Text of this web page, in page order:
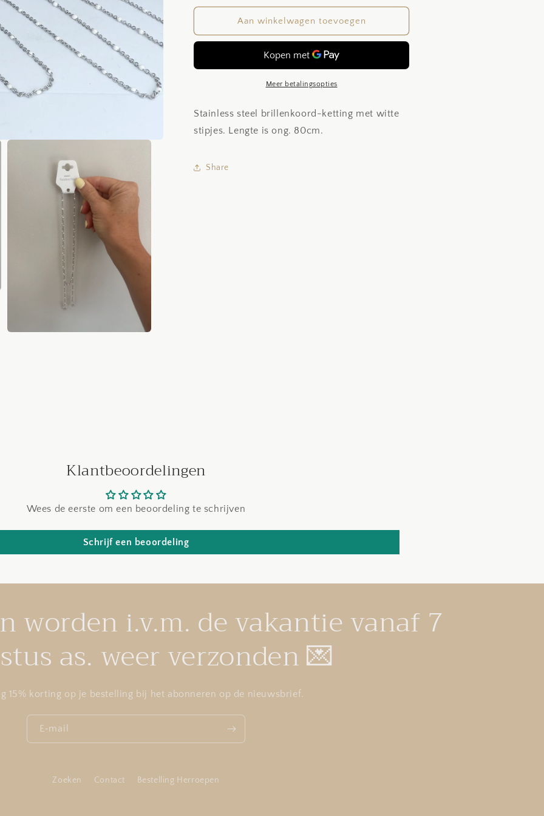
voor
dots
voor
White
dots
Aan winkelwagen toevoegen
Meer betalingsopties
Stainless steel brillenkoord-ketting met witte
stipjes. Lengte is ong. 80cm.
Share
Klantbeoordelingen
Wees de eerste om een beoordeling te schrijven
Schrijf een beoordeling
worden i.v.m. de vakantie vanaf 7
as. weer verzonden 💌
15% korting op je bestelling bij het abonneren op de nieuwsbrief.
E‑mail
Zoeken Contact Bestelling Herroepen